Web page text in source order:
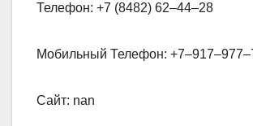
Телефон: +7 (8482) 62‒44‒28
Мобильный Телефон:
Сайт: nan